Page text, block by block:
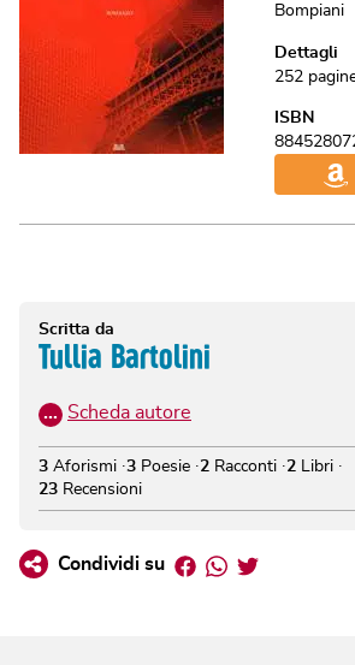
Bompiani
Dettagli
252
ISBN
Scritta da
Tullia Bartolini
… Scheda autore
3 Aforismi 3 Poesie 2 Racconti 2 Libri
23 Recensioni
Condividi su Facebook
Whatsapp
Twitter